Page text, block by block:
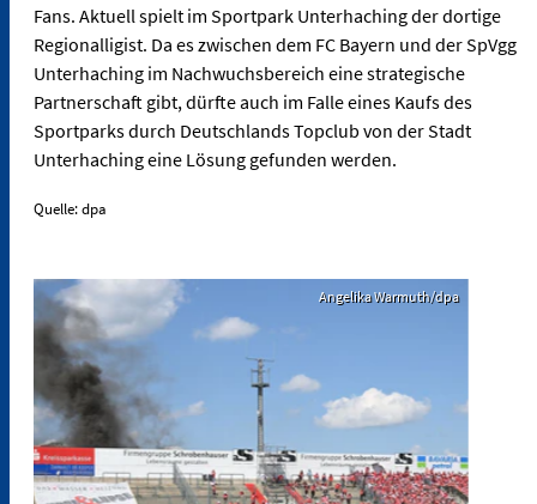
Fans. Aktuell spielt im Sportpark Unterhaching der dortige
Regionalligist. Da es zwischen dem FC Bayern und der SpVgg
Unterhaching im Nachwuchsbereich eine strategische
Partnerschaft gibt, dürfte auch im Falle eines Kaufs des
Sportparks durch Deutschlands Topclub von der Stadt
Unterhaching eine Lösung gefunden werden.
Quelle: dpa
Angelika Warmuth/dpa